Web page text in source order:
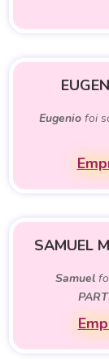
Eugenio foi
SAMUEL
Samuel